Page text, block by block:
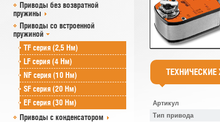
Приводы без возвратной
пружины
Приводы со встроенной
пружиной
TF серия (2,5 Нм)
LF серия (4 Нм)
NF серия (10 Нм)
SF серия (20 Нм)
EF серия (30 Нм)
Приводы с конденсатором
Артикул
Тип привода